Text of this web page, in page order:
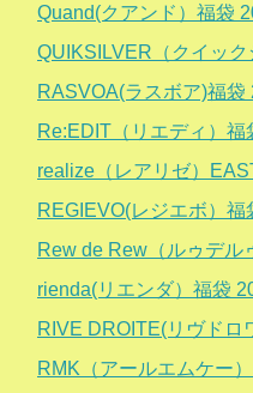
Quand(クアンド）福袋
QUIKSILVER（クイッ
RASVOA(ラスボア)福袋
Re:EDIT（リエディ）福
realize（レアリゼ）
REGIEVO(レジエボ）福
Rew de Rew（ルゥデル
rienda(リエンダ）福袋
RIVE DROITE(リヴドロ
RMK（アールエムケー